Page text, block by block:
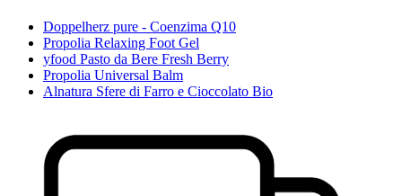
Doppelherz pure - Coenzima Q10
Propolia Relaxing Foot Gel
yfood Pasto da Bere Fresh Berry
Propolia Universal Balm
Alnatura Sfere di Farro e Cioccolato Bio